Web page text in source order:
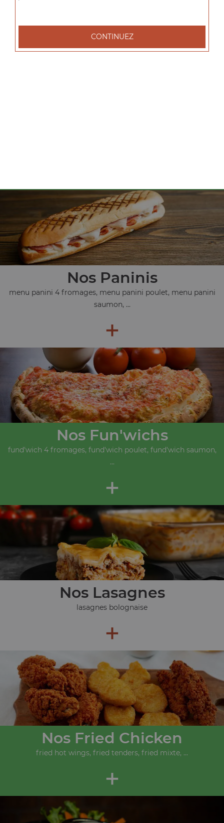
+
Nos Paninis
menu panini 4 fromages, menu panini poulet, menu panini
saumon, ...
+
Nos Fun'wichs
fund'wich 4 fromages, fund'wich poulet, fund'wich saumon,
...
+
Nos Lasagnes
lasagnes bolognaise
+
Nos Fried Chicken
fried hot wings, fried tenders, fried mixte, ...
+
CONTINUEZ